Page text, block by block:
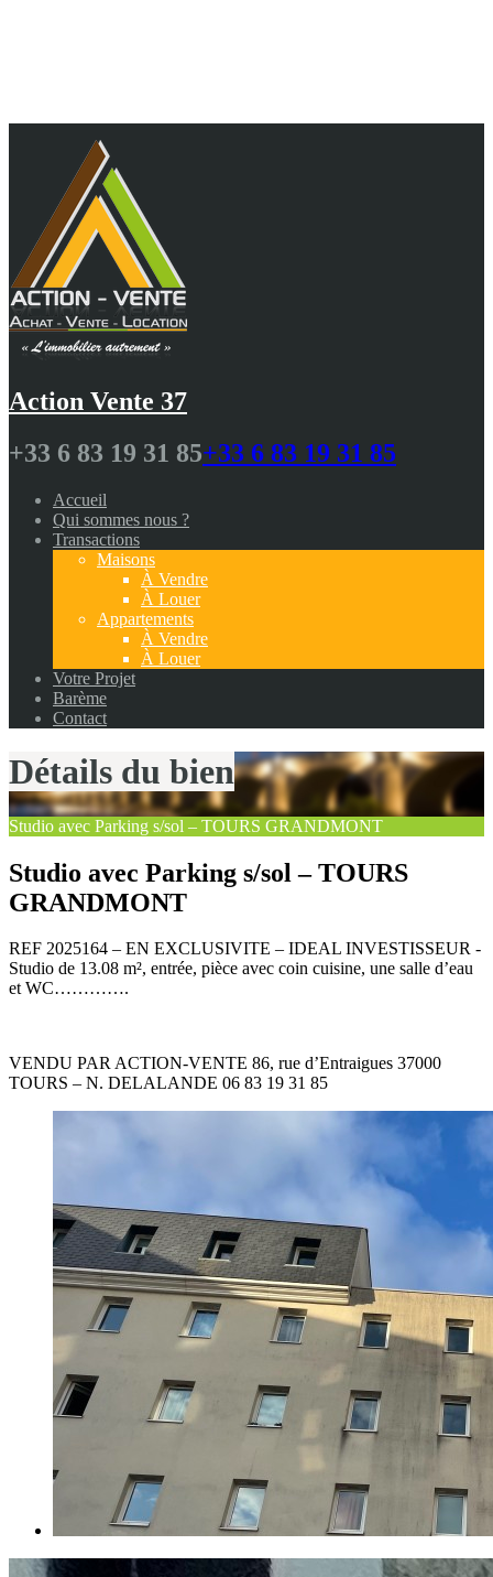
Action Vente 37
+33 6 83 19 31 85+33 6 83 19 31 85
Accueil
Qui sommes nous ?
Transactions
Maisons
À Vendre
À Louer
Appartements
À Vendre
À Louer
Votre Projet
Barème
Contact
Détails du bien
Studio avec Parking s/sol – TOURS GRANDMONT
Studio avec Parking s/sol – TOURS
GRANDMONT
REF 2025164 – EN EXCLUSIVITE – IDEAL INVESTISSEUR -
Studio de 13.08 m², entrée, pièce avec coin cuisine, une salle d’eau
et WC………….
VENDU PAR ACTION-VENTE 86, rue d’Entraigues 37000
TOURS – N. DELALANDE 06 83 19 31 85